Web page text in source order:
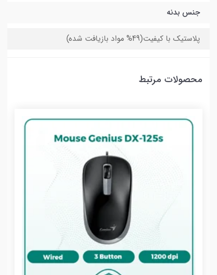
جنس بدنه
پلاستیک با کیفیت(49% مواد بازیافت شده)
محصولات مرتبط